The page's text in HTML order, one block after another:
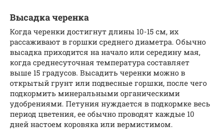
Высадка черенка
Когда черенки достигнут длины 10-15 см, их
рассаживают в горшки среднего диаметра. Обычно
высадка приходится на начало или середину мая,
когда среднесуточная температура составляет
выше 15 градусов. Высадить черенки можно в
открытый грунт или подвесные горшки, после чего
подкормить минеральными органическими
удобрениями. Петуния нуждается в подкормке весь
период цветения, ее обычно проводят каждые 10
дней настоем коровяка или вермистимом.